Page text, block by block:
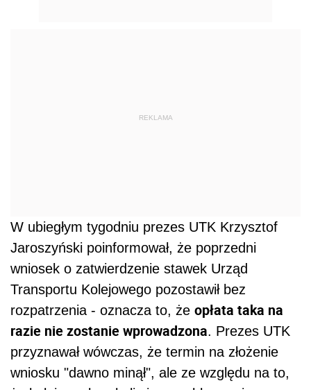
REKLAMA
W ubiegłym tygodniu prezes UTK Krzysztof
Jaroszyński poinformował, że poprzedni
wniosek o zatwierdzenie stawek Urząd
Transportu Kolejowego pozostawił bez
rozpatrzenia - oznacza to, że opłata taka na
razie nie zostanie wprowadzona. Prezes UTK
przyznawał wówczas, że termin na złożenie
wniosku "dawno minął", ale ze względu na to,